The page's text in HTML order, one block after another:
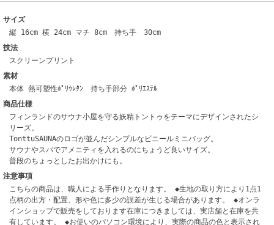
サイズ
縦 16cm 横 24cm マチ 8cm 持ち手 30cm
技法
スクリーンプリント
素材
本体 熱可塑性ﾎﾟﾘｳﾚﾀﾝ 持ち手部分 ﾎﾟﾘｴｽﾃﾙ
商品仕様
フィンランドのサウナ小屋を守る妖精トントゥをテーマにデザインされたシ
リーズ。
TonttuSAUNAのロゴが並んだシンプルなビニールミニバッグ。
サウナやスパでアメニティを入れるのにちょうど良いサイズ。
普段のちょっとしたお出かけにも。
注意事項
こちらの商品は、職人による手作りとなります。 ◆生地の取り方により1点1
点柄の出方・配置、形や色に多少の誤差が生じる場合があります。 ◆オンラ
インショップで販売をしております在庫につきましては、実店舗と在庫を共
有しています。 ◆お使いのパソコン環境により、実際の商品の色と表示され